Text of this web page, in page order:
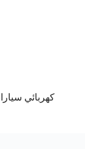
كهربائي